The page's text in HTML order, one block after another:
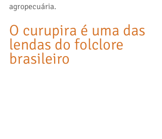
agropecuária.
O curupira é uma das
lendas do folclore
brasileiro